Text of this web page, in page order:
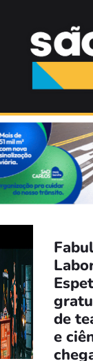
de
e